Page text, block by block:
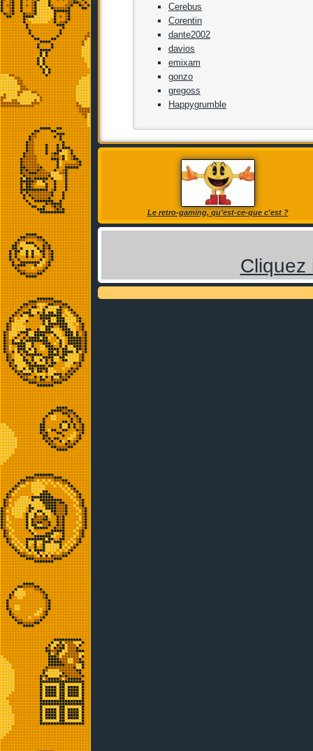
Cerebus
Corentin
dante2002
davios
emixam
gonzo
gregoss
Happygrumble
Le retro-gaming, qu'est-ce-que c'est ?
Cliquez